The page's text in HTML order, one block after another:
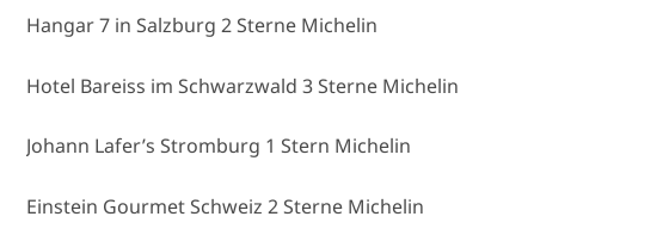
Hangar 7 in Salzburg 2 Sterne Michelin
Hotel Bareiss im Schwarzwald 3 Sterne Michelin
Johann Lafer’s Stromburg 1 Stern Michelin
Einstein Gourmet Schweiz 2 Sterne Michelin